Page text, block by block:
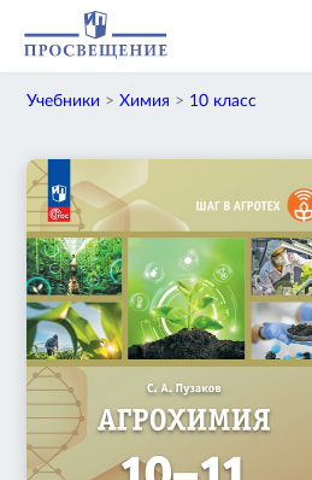
Учебники >Химия > 10 класс